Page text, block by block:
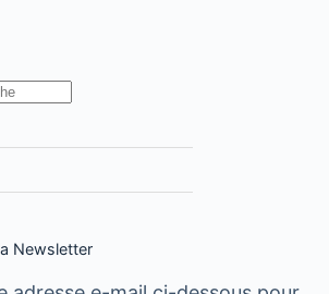
Newsletter